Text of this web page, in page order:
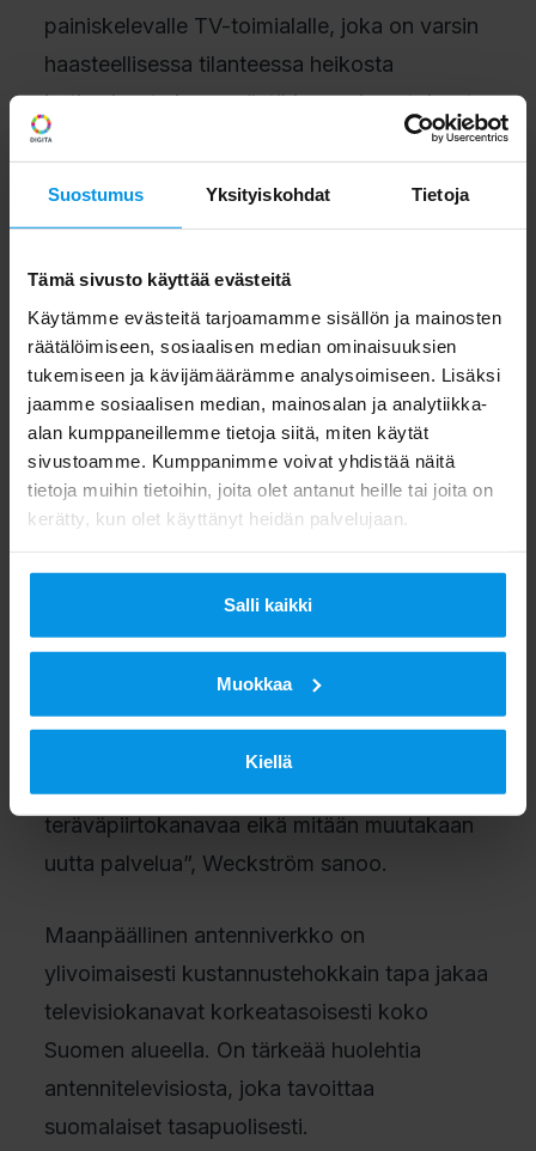
Suostumus Yksityiskohdat Tietoja
Tämä sivusto käyttää evästeitä
Käytämme evästeitä tarjoamamme sisällön ja mainosten
räätälöimiseen, sosiaalisen median ominaisuuksien
tukemiseen ja kävijämäärämme analysoimiseen. Lisäksi
jaamme sosiaalisen median, mainosalan ja analytiikka-
alan kumppaneillemme tietoja siitä, miten käytät
sivustoamme. Kumppanimme voivat yhdistää näitä
tietoja muihin tietoihin, joita olet antanut heille tai joita on
kerätty, kun olet käyttänyt heidän palvelujaan.
Salli kaikki
Muokkaa
Kiellä
painiskelevalle TV-toimialalle, joka on varsin
haasteellisessa tilanteessa heikosta
kotimaisesta kysynnästä ja monimuotoisesta
kilpailusta johtuen. Digitasta riippumaton
myöntämisprosessi on kesken.
”Digita näkee kuitenkin keskeisen roolinsa
suomalaisessa TV-liiketoiminnassa, mikä luo
näille investoinneille tulevaisuudessa
osittaisen liiketoimintapohjan. Digitan
näkökulmasta olisi eduksi jos kyseessä
huutokaupasta syntyvillä varoilla voitaisiin
rahoittaa muutosta, koska muutoksen
edunsaajana ei ole TV-toimiala. Muutosta on
perusteltu muun muassa
teräväpiirtokanavaa eikä mitään muutakaan
uutta palvelua”, Weckström sanoo.
Maanpäällinen antenniverkko on
ylivoimaisesti kustannustehokkain tapa jakaa
televisiokanavat korkeatasoisesti koko
Suomen alueella. On tärkeää huolehtia
antennitelevisiosta, joka tavoittaa
suomalaiset tasapuolisesti.